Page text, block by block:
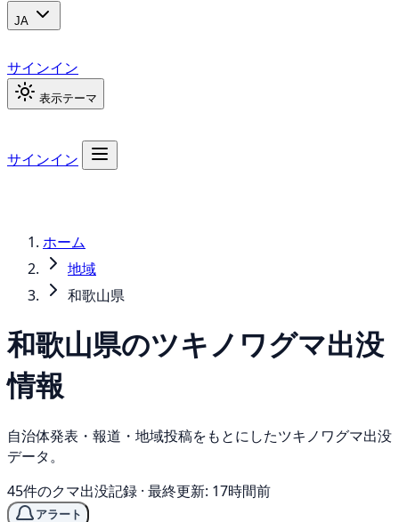
JA
サインイン
表示テーマ
サインイン
ホーム
地域
和歌山県
和歌山県のツキノワグマ出没
情報
自治体発表・報道・地域投稿をもとにしたツキノワグマ出没
データ。
45件のクマ出没記録 · 最終更新: 17時間前
アラート